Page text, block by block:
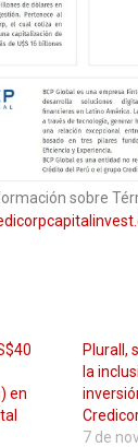
sobre
en
Plurall,
la
7 de